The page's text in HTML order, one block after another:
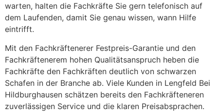
warten, halten die Fachkräfte Sie gern telefonisch auf
dem Laufenden, damit Sie genau wissen, wann Hilfe
eintrifft.
Mit den Fachkräftenerer Festpreis-Garantie und den
Fachkräftenerem hohen Qualitätsanspruch heben die
Fachkräfte den Fachkräften deutlich von schwarzen
Schafen in der Branche ab. Viele Kunden in Lengfeld Bei
Hildburghausen schätzen bereits den Fachkräfteneren
zuverlässigen Service und die klaren Preisabsprachen.